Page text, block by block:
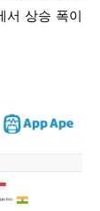
상승 폭이